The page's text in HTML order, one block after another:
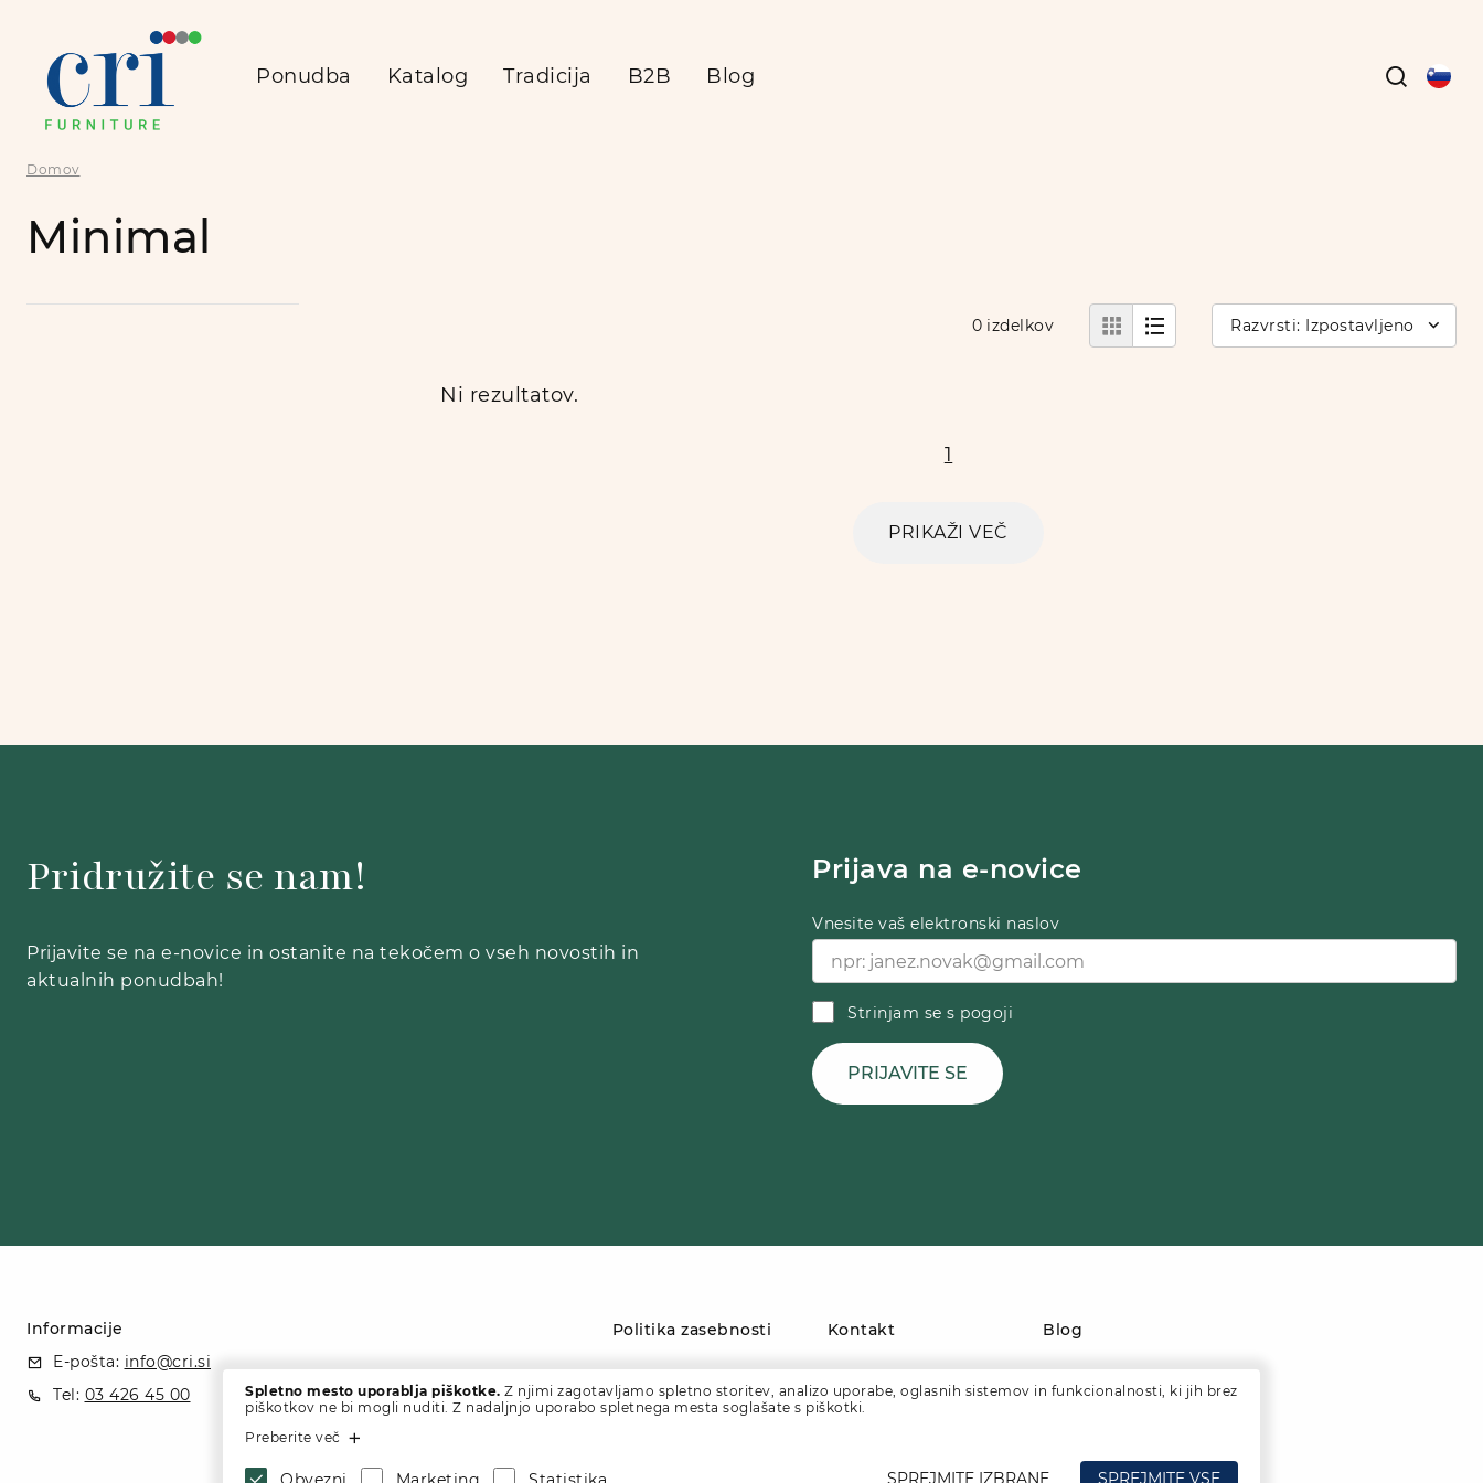
Ponudba Katalog Tradicija B2B Blog
Domov
Minimal
0 izdelkov Razvrsti: Izpostavljeno
Ni rezultatov.
1
PRIKAŽI VEČ
Pridružite se nam!
Prijavite se na e-novice in ostanite na tekočem o vseh novostih in
aktualnih ponudbah!
Prijava na e-novice
Vnesite vaš elektronski naslov
Strinjam se s pogoji
PRIJAVITE SE
Informacije
E-pošta: info@cri.si
Tel: 03 426 45 00
Politika zasebnosti Kontakt Blog
Spletno mesto uporablja piškotke. Z njimi zagotavljamo spletno storitev, analizo uporabe, oglasnih sistemov in funkcionalnosti, ki jih brez
piškotkov ne bi mogli nuditi. Z nadaljnjo uporabo spletnega mesta soglašate s piškotki.
Preberite več
SPREJMITE IZBRANE SPREJMITE VSE